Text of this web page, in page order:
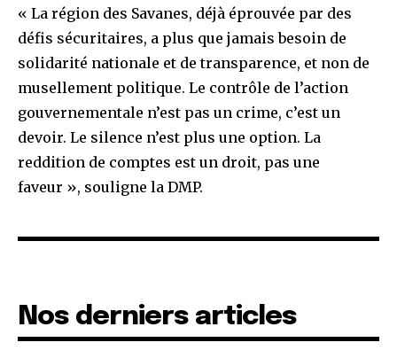
« La région des Savanes, déjà éprouvée par des
défis sécuritaires, a plus que jamais besoin de
solidarité nationale et de transparence, et non de
musellement politique. Le contrôle de l’action
gouvernementale n’est pas un crime, c’est un
devoir. Le silence n’est plus une option. La
reddition de comptes est un droit, pas une
faveur », souligne la DMP.
Nos derniers articles